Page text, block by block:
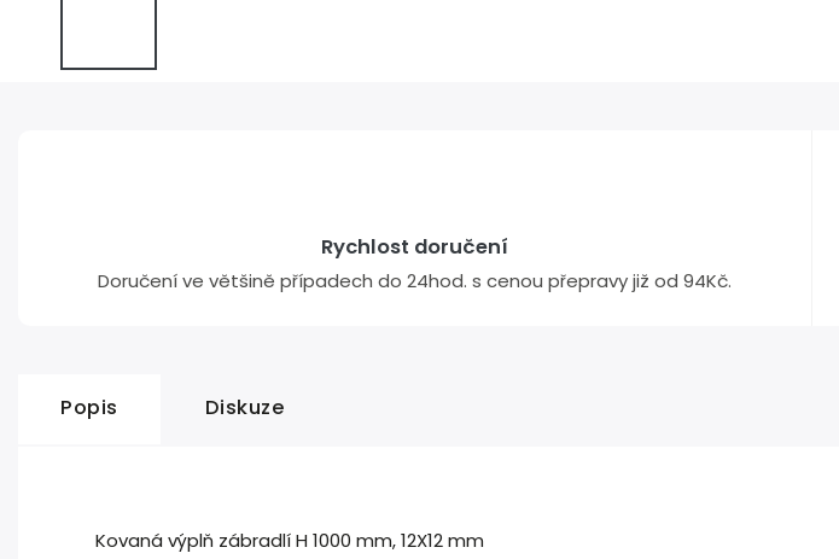
Rychlost doručení
Doručení ve většině případech do 24hod. s cenou přepravy již od 94Kč.
Popis Diskuze
Kovaná výplň zábradlí H 1000 mm, 12X12 mm